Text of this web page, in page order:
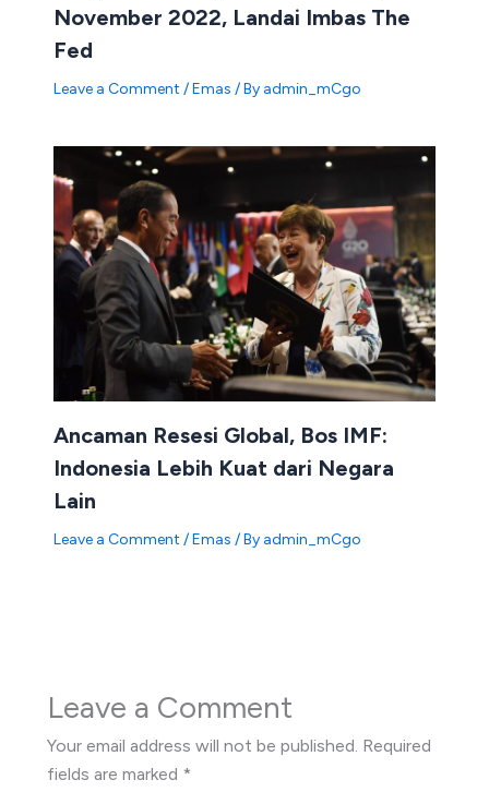
November 2022, Landai Imbas The
Fed
Leave a Comment /Emas / By admin_mCgo
Ancaman Resesi Global, Bos IMF:
Indonesia Lebih Kuat dari Negara
Lain
Leave a Comment /Emas / By admin_mCgo
Leave a Comment
Your email address will not be published. Required
fields are marked *